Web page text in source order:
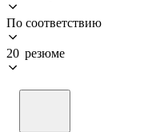
По соответствию
20 резюме